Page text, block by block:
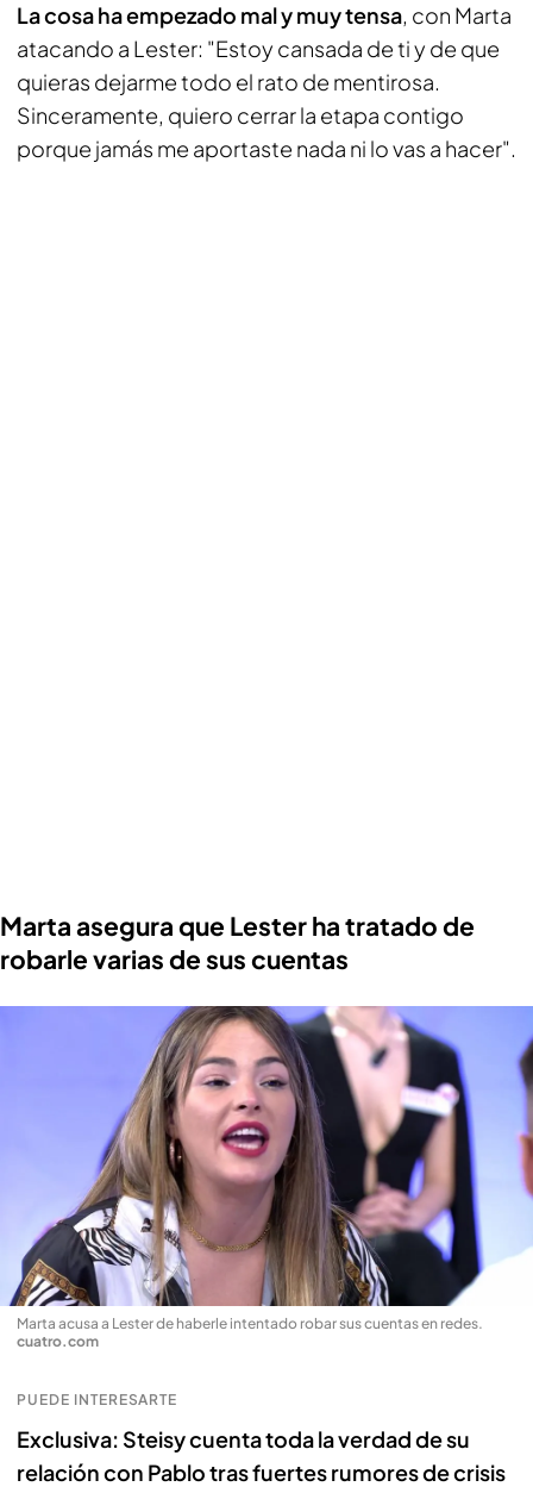
La cosa ha empezado mal y muy tensa, con Marta
atacando a Lester: "Estoy cansada de ti y de que
quieras dejarme todo el rato de mentirosa.
Sinceramente, quiero cerrar la etapa contigo
porque jamás me aportaste nada ni lo vas a hacer".
Marta asegura que Lester ha tratado de
robarle varias de sus cuentas
Marta acusa a Lester de haberle intentado robar sus cuentas en redes.
cuatro.com
PUEDE INTERESARTE
Exclusiva: Steisy cuenta toda la verdad de su
relación con Pablo tras fuertes rumores de crisis